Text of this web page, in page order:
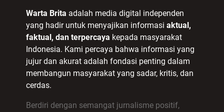
Warta Brita adalah media digital independen
yang hadir untuk menyajikan informasi aktual,
faktual, dan terpercaya kepada masyarakat
Indonesia. Kami percaya bahwa informasi yang
jujur dan akurat adalah fondasi penting dalam
membangun masyarakat yang sadar, kritis, dan
cerdas.
Berdiri dengan semangat jurnalisme positif,